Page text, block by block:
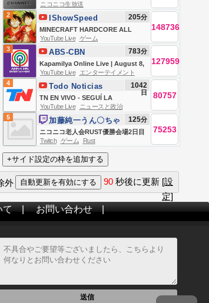
カープ （8月8日）
プ （8月8日）
ニコニコ生放送
2
MINECRAFT HARDCORE ALL
BOSSES DAY 2 🍄🔨🧟‍♂️ft. KaiCenat
IShowSpeed 205分
148736
YouTube Live ゲーム
3
Kapamilya Online Live | August 8,
2026
ABS-CBN
Entertainment
783分
127959
YouTube Live
エンターテイメント
4
TN EN VIVO - SEGUÍ LA
TRANSMISIÓN EN VIVO DE TODO
NOTICIAS
Todo Noticias 1042
日 80757
YouTube Live
ニュースと政治
5
ニコニコ老人会RUST優勝会場2日目
夜の部
加藤純一うん〇ちゃ
ん
125分
75253
Twitch ゲーム Rust
外 90 秒後に更新 [設
定]
て|お問い合わせ|
送信